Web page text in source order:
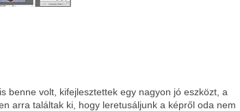
benne volt, kifejlesztettek egy nagyon jó eszközt, a
arra találtak ki, hogy leretusáljunk a képről oda nem